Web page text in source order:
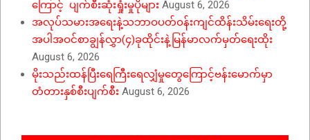
ကြောင့် ပျက်စီးဆုံးရှုံးမှုပိုများ August 6, 2026
အလုပ်သမားအရေးနဲ့သဘာဝပတ်ဝန်းကျင်ထိန်းသိမ်းရေးတို့
အပါအဝင်စာချွန်လွှာ(၄)ခုထိုင်းနဲ့မြန်မာလက်မှတ်ရေးထိုး
August 6, 2026
မိုးသည်းထန်ပြီးရေကြီးရေလျှံမှုတွေကြောင့်ဗန်းမောက်မှာ
တံတားနှစ်စီးပျက်စီး August 6, 2026